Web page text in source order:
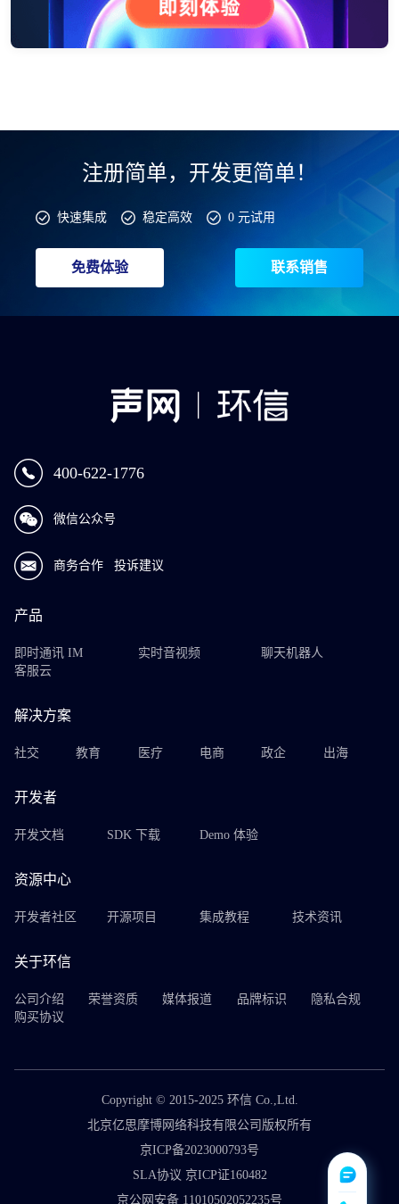
注册简单，开发更简单！
快速集成 稳定高效 0 元试用
免费体验 联系销售
400-622-1776
微信公众号
商务合作 投诉建议
产品
即时通讯 IM 实时音视频
聊天机器人
客服云
解决方案
社交 教育 医疗 电商 政企 出海
开发者
开发文档 SDK 下载 Demo 体验
资源中心
开发者社区 开源项目 集成教程 技术资讯
关于环信
公司介绍 荣誉资质 媒体报道 品牌标识
隐私合规
购买协议
Copyright © 2015-2025 环信 Co.,Ltd.
北京亿思摩博网络科技有限公司版权所有
京ICP备2023000793号
SLA协议 京ICP证160482
京公网安备 11010502052235号